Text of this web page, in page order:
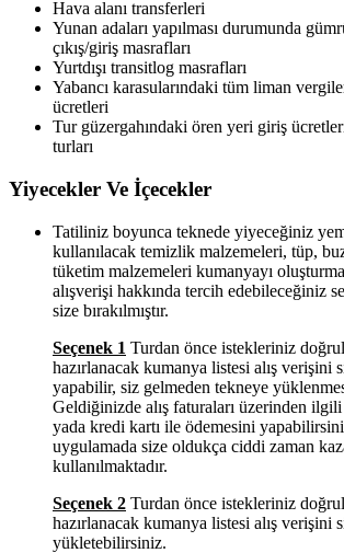
Hava alanı transferleri
Yunan adaları yapılması durumunda
çıkış/giriş masrafları
Yurtdışı transitlog masrafları
Yabancı karasularındaki tüm liman
ücretleri
Tur güzergahındaki ören yeri giriş
turları
Yiyecekler Ve İçecekler
Tatiliniz boyunca teknede yiyeceğiniz
kullanılacak temizlik malzemeleri, tüp,
tüketim malzemeleri kumanyayı
alışverişi hakkında tercih edebileceğiniz
size bırakılmıştır.
Seçenek 1 Turdan önce istekleriniz
hazırlanacak kumanya listesi alış verişini
yapabilir, siz gelmeden tekneye
Geldiğinizde alış faturaları üzerinden
yada kredi kartı ile ödemesini
uygulamada size oldukça ciddi zaman
kullanılmaktadır.
Seçenek 2 Turdan önce istekleriniz
hazırlanacak kumanya listesi alış verişini
yükletebilirsiniz.